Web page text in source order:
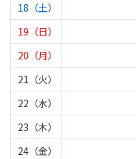
18（土）
19（日）
20（月）
21（火）
22（水）
23（木）
24（金）